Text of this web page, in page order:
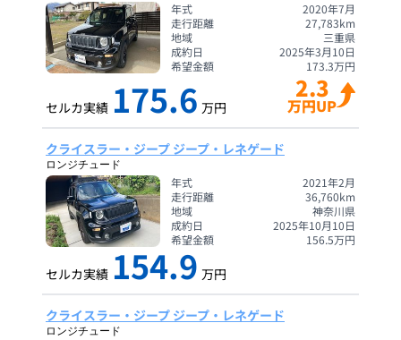
年式
2020年7月
走行距離
27,783km
地域
三重県
成約日
2025年3月10日
希望金額
173.3万円
セルカ実績 175.6 万円
2.3
万円UP
クライスラー・ジープ ジープ・レネゲード
ロンジチュード
年式
2021年2月
走行距離
36,760km
地域
神奈川県
成約日
2025年10月10日
希望金額
156.5万円
セルカ実績 154.9 万円
クライスラー・ジープ ジープ・レネゲード
ロンジチュード